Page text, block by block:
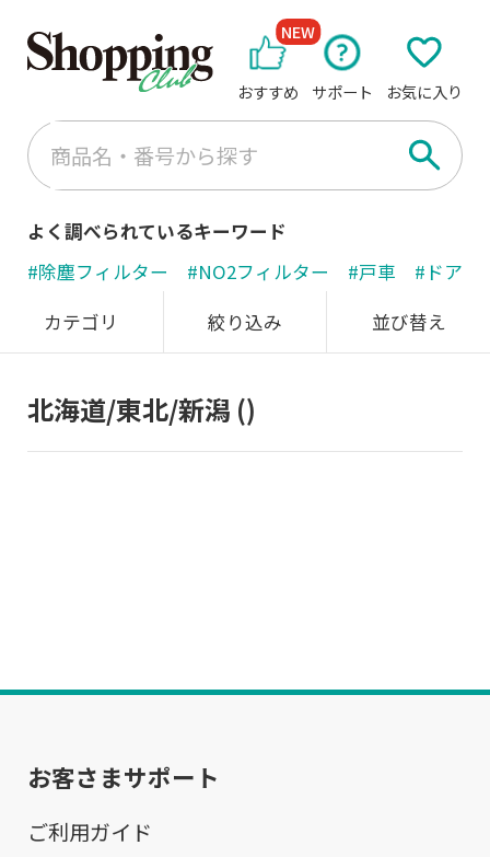
おすすめ
NEW
サポート お気に入り
よく調べられているキーワード
#除塵フィルター
#NO2フィルター #戸車
#ドアノ
カテゴリ
絞り込み 並び替え
北海道/東北/新潟 ()
お客さまサポート
ご利用ガイド